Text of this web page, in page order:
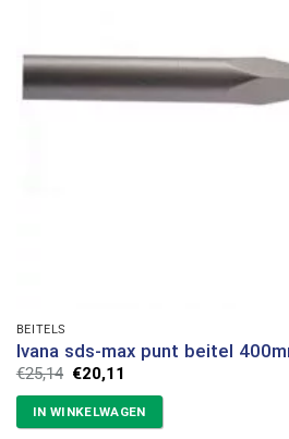
BEITELS
Ivana sds-max punt beitel
€25,14 Oorspronkelijke
prijs
was:
€25,14.
€20,11
is:
€20,11.
IN WINKELWAGEN